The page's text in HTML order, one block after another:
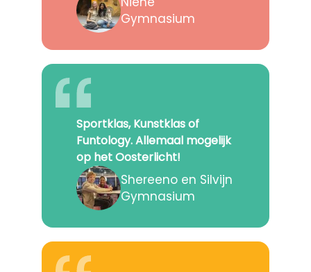
Gymnasium
Sportklas, Kunstklas of
Funtology. Allemaal mogelijk
op het Oosterlicht!
Shereeno en Silvijn
Gymnasium